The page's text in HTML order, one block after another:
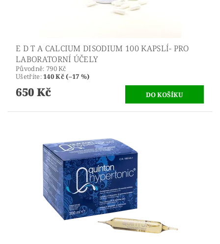
E D T A CALCIUM DISODIUM 100 KAPSLÍ- PRO
LABORATORNÍ ÚČELY
Původně: 790 Kč
Ušetříte:140 Kč (–17 %)
650 Kč